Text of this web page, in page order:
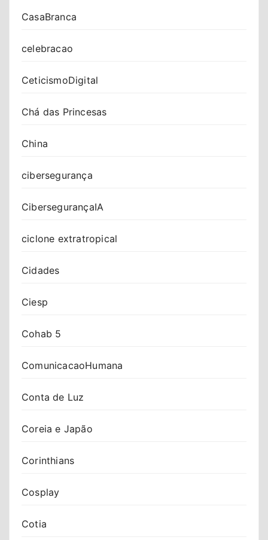
CasaBranca
celebracao
CeticismoDigital
Chá das Princesas
China
cibersegurança
CibersegurançaIA
ciclone extratropical
Cidades
Ciesp
Cohab 5
ComunicacaoHumana
Conta de Luz
Coreia e Japão
Corinthians
Cosplay
Cotia